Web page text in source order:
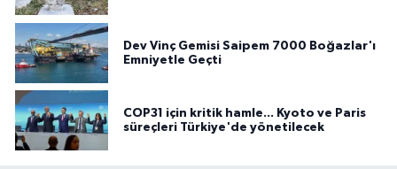
Dev Vinç Gemisi Saipem 7000 Boğazlar'ı
Emniyetle Geçti
COP31 için kritik hamle... Kyoto ve Paris
süreçleri Türkiye'de yönetilecek